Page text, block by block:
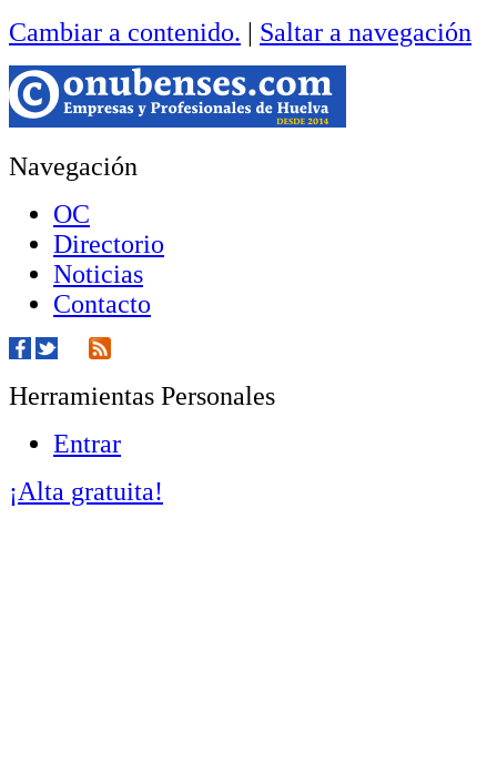
Cambiar a contenido. | Saltar a navegación
Navegación
OC
Directorio
Noticias
Contacto
Herramientas Personales
Entrar
¡Alta gratuita!